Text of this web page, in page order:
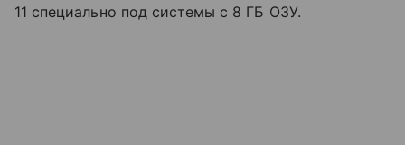
11 специально под системы с 8 ГБ ОЗУ.